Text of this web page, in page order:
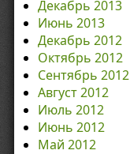
Декабрь 2013
Июнь 2013
Декабрь 2012
Октябрь 2012
Сентябрь 2012
Август 2012
Июль 2012
Июнь 2012
Май 2012